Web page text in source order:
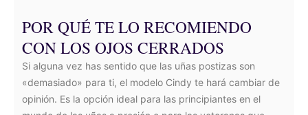
POR QUÉ TE LO RECOMIENDO
CON LOS OJOS CERRADOS
Si alguna vez has sentido que las uñas postizas son
«demasiado» para ti, el modelo Cindy te hará cambiar de
opinión. Es la opción ideal para las principiantes en el